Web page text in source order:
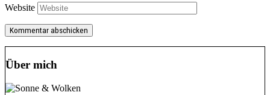
Website
Über mich